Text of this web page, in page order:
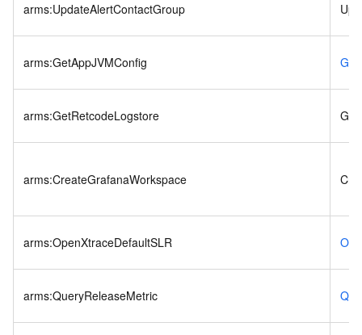
arms:UpdateAlertContactGroup
arms:GetAppJVMConfig
arms:GetRetcodeLogstore
arms:CreateGrafanaWorkspace
arms:OpenXtraceDefaultSLR
arms:QueryReleaseMetric